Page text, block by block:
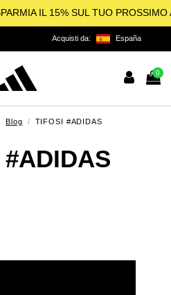
IL 15% SUL TUO PROSSIMO
Acquisti da: España
0
Blog TIFOSI #ADIDAS